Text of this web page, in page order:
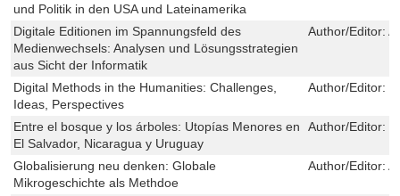
und Politik in den USA und Lateinamerika
Digitale Editionen im Spannungsfeld des
Medienwechsels: Analysen und Lösungsstrategien
aus Sicht der Informatik
Author/Editor:
Digital Methods in the Humanities: Challenges,
Ideas, Perspectives
Author/Editor:
Entre el bosque y los árboles: Utopías Menores en
El Salvador, Nicaragua y Uruguay
Author/Editor:
Globalisierung neu denken: Globale
Mikrogeschichte als Methdoe
Author/Editor: